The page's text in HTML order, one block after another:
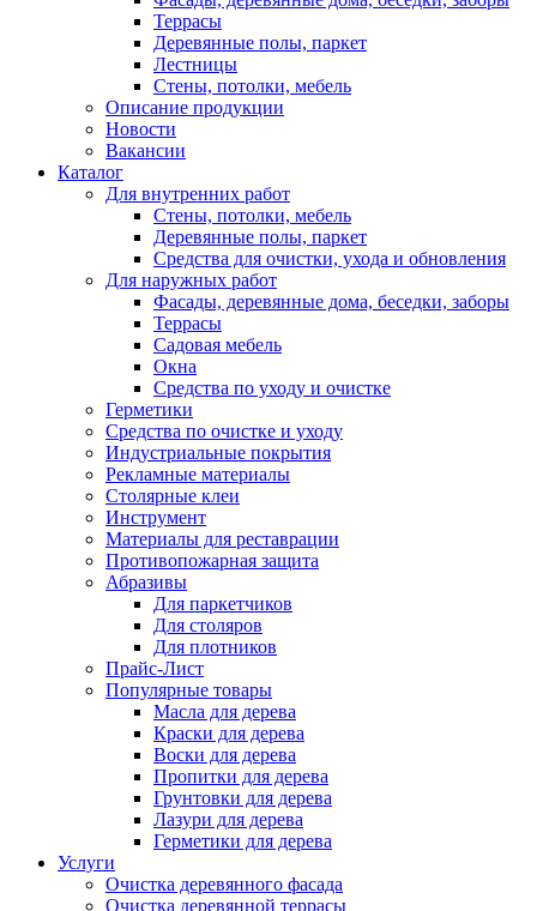
Террасы
Деревянные полы, паркет
Лестницы
Стены, потолки, мебель
Описание продукции
Новости
Вакансии
Каталог
Для внутренних работ
Стены, потолки, мебель
Деревянные полы, паркет
Средства для очистки, ухода и обновления
Для наружных работ
Фасады, деревянные дома, беседки, заборы
Террасы
Садовая мебель
Окна
Средства по уходу и очистке
Герметики
Средства по очистке и уходу
Индустриальные покрытия
Рекламные материалы
Столярные клеи
Инструмент
Материалы для реставрации
Противопожарная защита
Абразивы
Для паркетчиков
Для столяров
Для плотников
Прайс-Лист
Популярные товары
Масла для дерева
Краски для дерева
Воски для дерева
Пропитки для дерева
Грунтовки для дерева
Лазури для дерева
Герметики для дерева
Услуги
Очистка деревянного фасада
Очистка деревянной террасы